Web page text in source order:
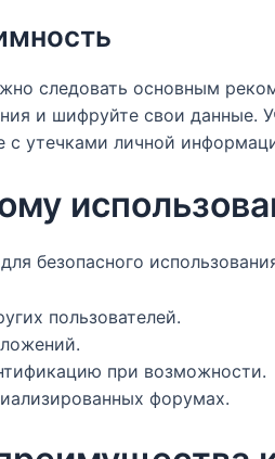
следовать основным
и шифруйте свои данные.
с утечками личной
безопасного
пользователей.
при возможности.
форумах.